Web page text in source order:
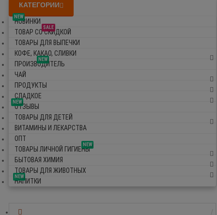
КАТЕГОРИИ
NEW
НОВИНКИ
SALE
ТОВАР СО СКИДКОЙ
ТОВАРЫ ДЛЯ ВЫПЕЧКИ
КОФЕ, КАКАО, СЛИВКИ
NEW
ПРОИЗВОДИТЕЛЬ
ЧАЙ
ПРОДУКТЫ
СЛАДКОЕ
NEW
ОТЗЫВЫ
ТОВАРЫ ДЛЯ ДЕТЕЙ
ВИТАМИНЫ И ЛЕКАРСТВА
ОПТ
NEW
ТОВАРЫ ЛИЧНОЙ ГИГИЕНЫ
БЫТОВАЯ ХИМИЯ
ТОВАРЫ ДЛЯ ЖИВОТНЫХ
NEW
НАПИТКИ